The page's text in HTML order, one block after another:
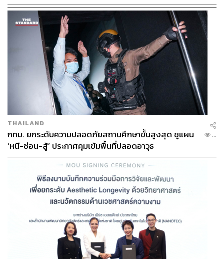
THAILAND
กทม. ยกระดับความปลอดภัยสถานศึกษาขั้นสูงสุด ชูแผน
‘หนี-ซ่อน-สู้’ ประกาศคุมเข้มพื้นที่ปลอดอาวุธ
...